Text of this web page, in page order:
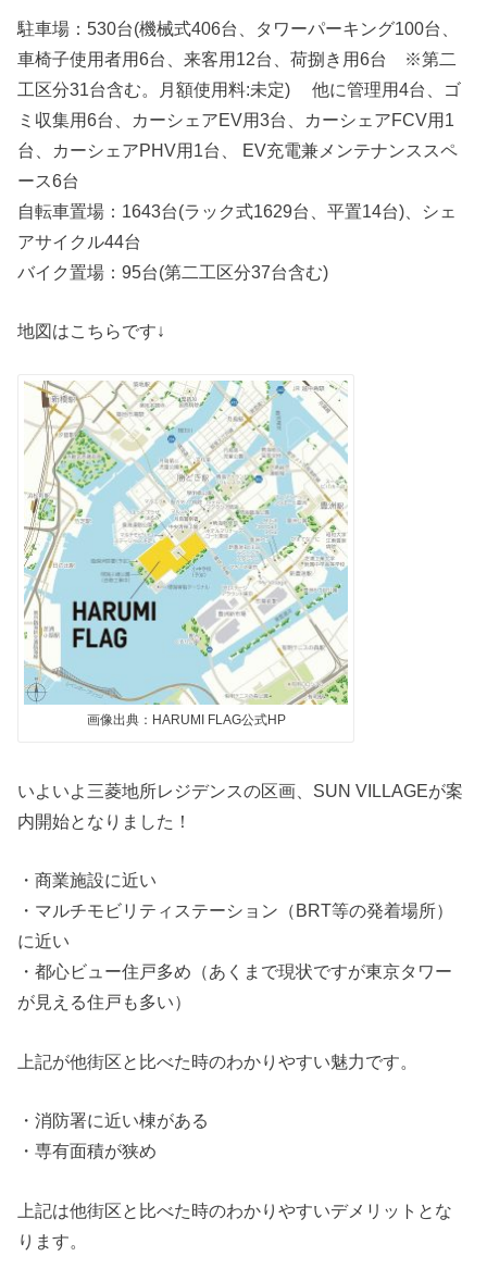
駐車場：530台(機械式406台、タワーパーキング100台、
車椅子使用者用6台、来客用12台、荷捌き用6台 ※第二
工区分31台含む。月額使用料:未定) 他に管理用4台、ゴ
ミ収集用6台、カーシェアEV用3台、カーシェアFCV用1
台、カーシェアPHV用1台、 EV充電兼メンテナンススペ
ース6台
自転車置場：1643台(ラック式1629台、平置14台)、シェ
アサイクル44台
バイク置場：95台(第二工区分37台含む)
地図はこちらです↓
画像出典：HARUMI FLAG公式HP
いよいよ三菱地所レジデンスの区画、SUN VILLAGEが案
内開始となりました！
・商業施設に近い
・マルチモビリティステーション（BRT等の発着場所）
に近い
・都心ビュー住戸多め（あくまで現状ですが東京タワー
が見える住戸も多い）
上記が他街区と比べた時のわかりやすい魅力です。
・消防署に近い棟がある
・専有面積が狭め
上記は他街区と比べた時のわかりやすいデメリットとな
ります。